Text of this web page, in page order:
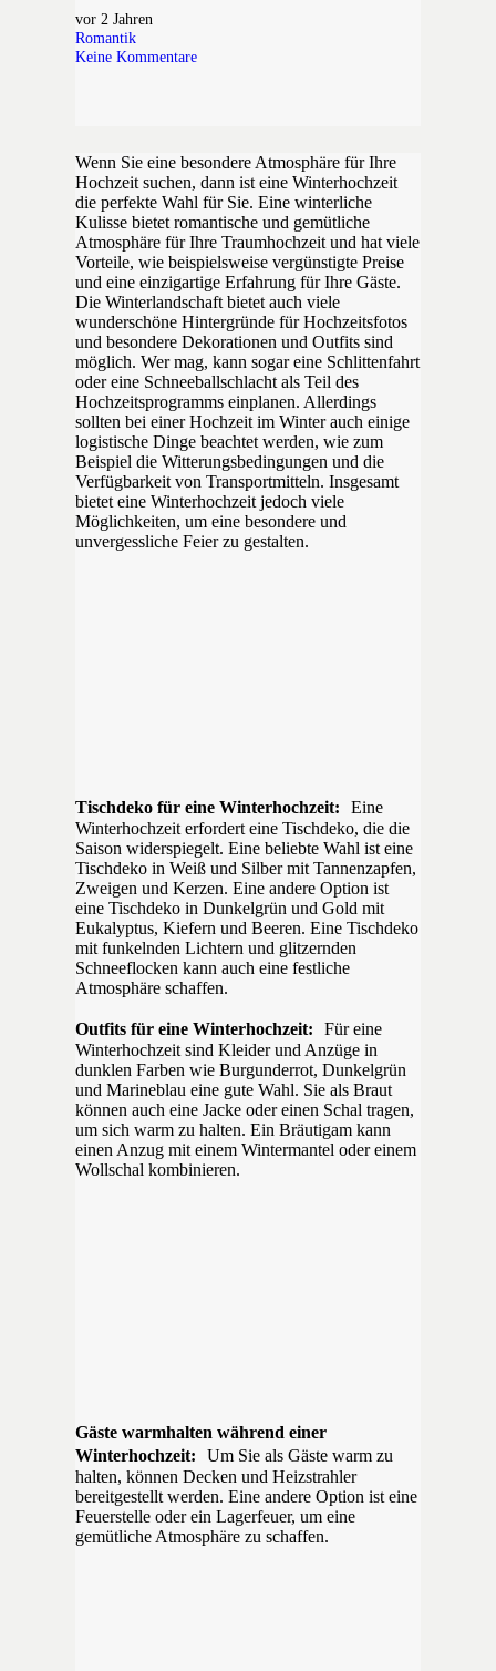
vor 2 Jahren
Romantik
Keine Kommentare
Wenn Sie eine besondere Atmosphäre für Ihre
Hochzeit suchen, dann ist eine Winterhochzeit
die perfekte Wahl für Sie. Eine winterliche
Kulisse bietet romantische und gemütliche
Atmosphäre für Ihre Traumhochzeit und hat viele
Vorteile, wie beispielsweise vergünstigte Preise
und eine einzigartige Erfahrung für Ihre Gäste.
Die Winterlandschaft bietet auch viele
wunderschöne Hintergründe für Hochzeitsfotos
und besondere Dekorationen und Outfits sind
möglich. Wer mag, kann sogar eine Schlittenfahrt
oder eine Schneeballschlacht als Teil des
Hochzeitsprogramms einplanen. Allerdings
sollten bei einer Hochzeit im Winter auch einige
logistische Dinge beachtet werden, wie zum
Beispiel die Witterungsbedingungen und die
Verfügbarkeit von Transportmitteln. Insgesamt
bietet eine Winterhochzeit jedoch viele
Möglichkeiten, um eine besondere und
unvergessliche Feier zu gestalten.
Tischdeko für eine Winterhochzeit: Eine
Winterhochzeit erfordert eine Tischdeko, die die
Saison widerspiegelt. Eine beliebte Wahl ist eine
Tischdeko in Weiß und Silber mit Tannenzapfen,
Zweigen und Kerzen. Eine andere Option ist
eine Tischdeko in Dunkelgrün und Gold mit
Eukalyptus, Kiefern und Beeren. Eine Tischdeko
mit funkelnden Lichtern und glitzernden
Schneeflocken kann auch eine festliche
Atmosphäre schaffen.
Outfits für eine Winterhochzeit: Für eine
Winterhochzeit sind Kleider und Anzüge in
dunklen Farben wie Burgunderrot, Dunkelgrün
und Marineblau eine gute Wahl. Sie als Braut
können auch eine Jacke oder einen Schal tragen,
um sich warm zu halten. Ein Bräutigam kann
einen Anzug mit einem Wintermantel oder einem
Wollschal kombinieren.
Gäste warmhalten während einer
Winterhochzeit: Um Sie als Gäste warm zu
halten, können Decken und Heizstrahler
bereitgestellt werden. Eine andere Option ist eine
Feuerstelle oder ein Lagerfeuer, um eine
gemütliche Atmosphäre zu schaffen.